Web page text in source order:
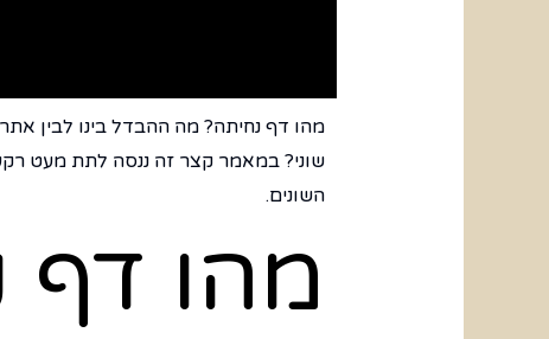
מהו דף נחיתה? מה ההבדל בינו לבין
שוני? במאמר קצר זה ננסה לתת מעט
השונים.
מהו דף